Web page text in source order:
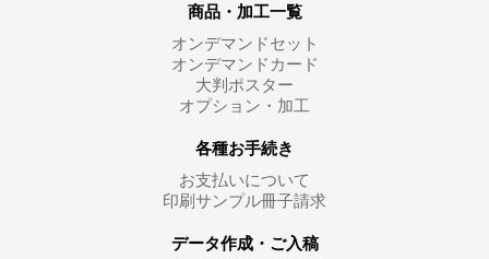
商品・加工一覧
オンデマンドセット
オンデマンドカード
大判ポスター
オプション・加工
各種お手続き
お支払いについて
印刷サンプル冊子請求
データ作成・ご入稿